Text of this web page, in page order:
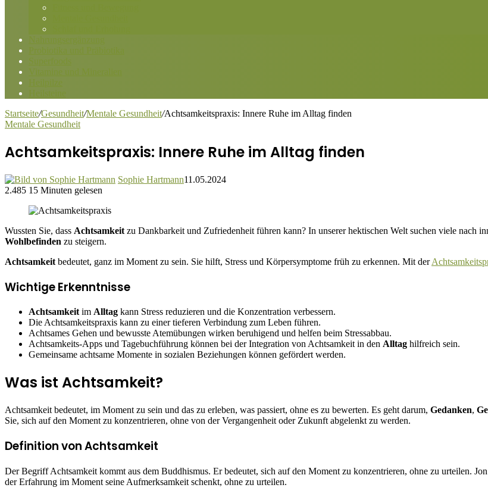
Nahrungsergänzung
Probiotika und Präbiotika
Superfoods
Vitamine und Mineralien
Heilpilze
Heilsteine
Startseite/Gesundheit/Mentale Gesundheit/Achtsamkeitspraxis: Innere Ruhe im Alltag finden
Mentale Gesundheit
Achtsamkeitspraxis: Innere Ruhe im Alltag finden
Sophie Hartmann11.05.2024
2.485 15 Minuten gelesen
Wussten Sie, dass Achtsamkeit zu Dankbarkeit und Zufriedenheit führen kann? In unserer hektischen Welt suchen viele nach
Wohlbefinden zu steigern.
Achtsamkeit bedeutet, ganz im Moment zu sein. Sie hilft, Stress und Körpersymptome früh zu erkennen. Mit der
Wichtige Erkenntnisse
Achtsamkeit im Alltag kann Stress reduzieren und die Konzentration verbessern.
Die Achtsamkeitspraxis kann zu einer tieferen Verbindung zum Leben führen.
Achtsames Gehen und bewusste Atemübungen wirken beruhigend und helfen beim Stressabbau.
Achtsamkeits-Apps und Tagebuchführung können bei der Integration von Achtsamkeit in den Alltag hilfreich sein.
Gemeinsame achtsame Momente in sozialen Beziehungen können gefördert werden.
Was ist Achtsamkeit?
Achtsamkeit bedeutet, im Moment zu sein und das zu erleben, was passiert, ohne es zu bewerten. Es geht darum, Gedanken,
Sie, sich auf den Moment zu konzentrieren, ohne von der Vergangenheit oder Zukunft abgelenkt zu werden.
Definition von Achtsamkeit
Der Begriff Achtsamkeit kommt aus dem Buddhismus. Er bedeutet, sich auf den Moment zu konzentrieren, ohne zu urteilen.
der Erfahrung im Moment seine Aufmerksamkeit schenkt, ohne zu urteilen.